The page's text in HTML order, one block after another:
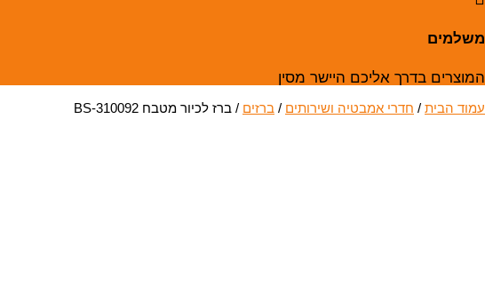
משלמים
המוצרים בדרך אליכם היישר מסין
עמוד הבית / חדרי אמבטיה ושירותים / ברזים / ברז לכיור מטבח BS-310092